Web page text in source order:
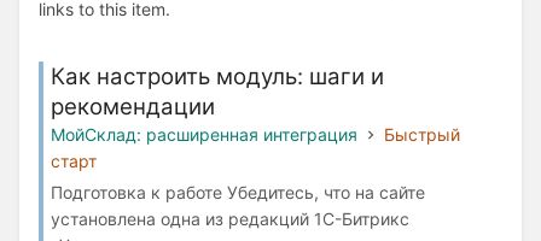
links to this item.
Как настроить модуль: шаги и
рекомендации
МойСклад: расширенная интеграция
Быстрый
старт
Подготовка к работе Убедитесь, что на сайте
установлена одна из редакций 1С-Битрикс